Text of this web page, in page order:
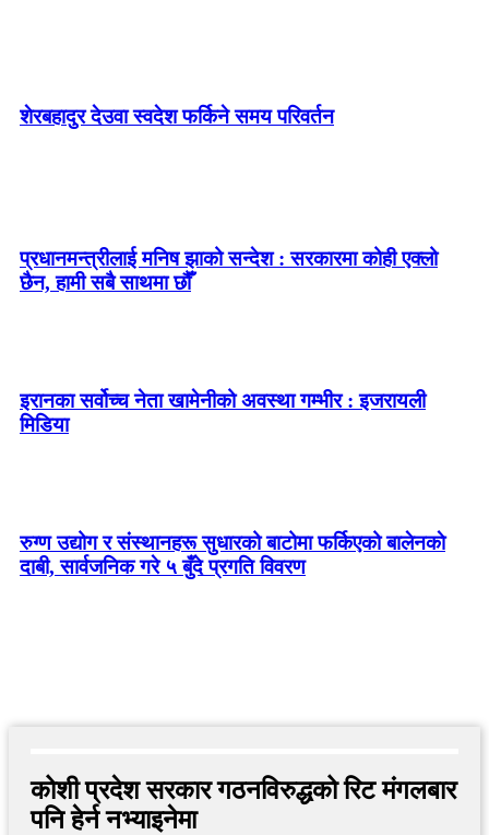
शेरबहादुर देउवा स्वदेश फर्किने समय परिवर्तन
प्रधानमन्त्रीलाई मनिष झाको सन्देश : सरकारमा कोही एक्लो
छैन, हामी सबै साथमा छौँ
इरानका सर्वोच्च नेता खामेनीको अवस्था गम्भीर : इजरायली
मिडिया
रुग्ण उद्योग र संस्थानहरू सुधारको बाटोमा फर्किएको बालेनकाे
दाबी, सार्वजनिक गरे ५ बुँदे प्रगति विवरण
कोशी प्रदेश सरकार गठनविरुद्धको रिट मंगलबार
पनि हेर्न नभ्याइनेमा